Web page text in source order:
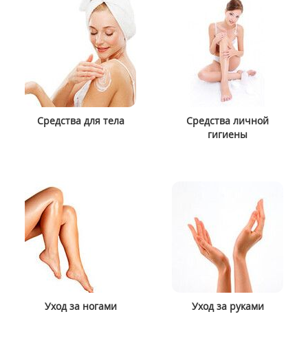
Средства для тела
Средства личной
гигиены
Уход за ногами Уход за руками